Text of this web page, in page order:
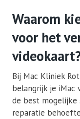
Waarom
voor het
Bij Mac Kliniek
belangrijk je iMac
de best mogelijke
reparatie